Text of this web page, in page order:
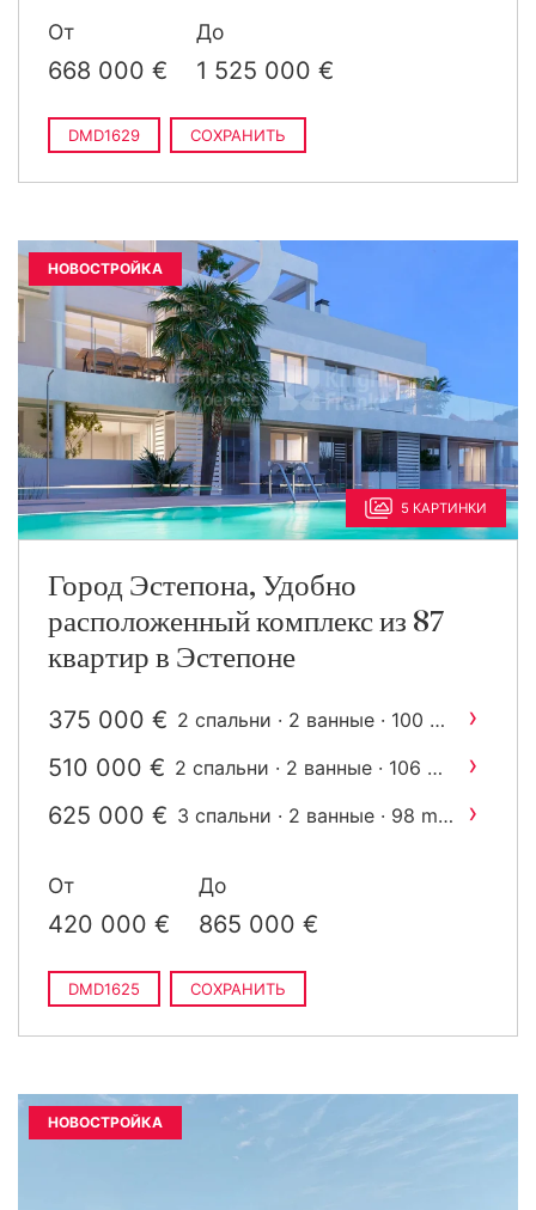
От
668 000 €
До
1 525 000 €
DMD1629 СОХРАНИТЬ
НОВОСТРОЙКА
5 КАРТИНКИ
Город Эстепона, Удобно
расположенный комплекс из 87
квартир в Эстепоне
375 000 € 2 спальни · 2 ванные · 100 m ›
510 000 € 2 спальни · 2 ванные · 106 m ›
625 000 € 3 спальни · 2 ванные · 98 m ›
построен
835 000 € 4 спальни · 3 ванные · 154 m
построен
От
420 000 €
До
865 000 €
DMD1625 СОХРАНИТЬ
НОВОСТРОЙКА